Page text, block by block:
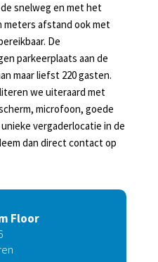
snelweg en met het
meters afstand ook met
De
parkeerplaats aan de
maar liefst 220 gasten.
we uiteraard met
microfoon, goede
vergaderlocatie in de
dan direct contact op
Floor